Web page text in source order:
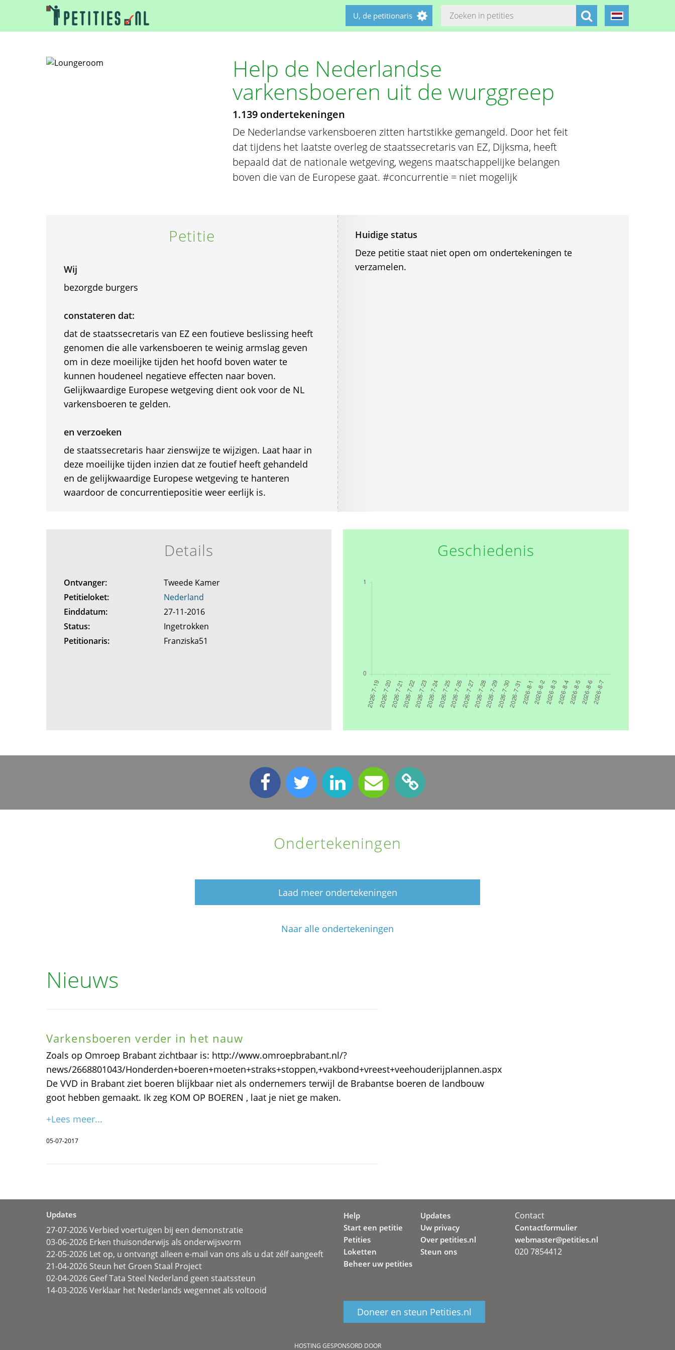
U, de petitionaris
Help de Nederlandse
varkensboeren uit de wurggreep
1.139 ondertekeningen
De Nederlandse varkensboeren zitten hartstikke gemangeld. Door het feit
dat tijdens het laatste overleg de staatssecretaris van EZ, Dijksma, heeft
bepaald dat de nationale wetgeving, wegens maatschappelijke belangen
boven die van de Europese gaat. #concurrentie = niet mogelijk
Petitie
Wij
bezorgde burgers
constateren dat:
dat de staatssecretaris van EZ een foutieve beslissing heeft
genomen die alle varkensboeren te weinig armslag geven
om in deze moeilijke tijden het hoofd boven water te
kunnen houdeneel negatieve effecten naar boven.
Gelijkwaardige Europese wetgeving dient ook voor de NL
varkensboeren te gelden.
en verzoeken
de staatssecretaris haar zienswijze te wijzigen. Laat haar in
deze moeilijke tijden inzien dat ze foutief heeft gehandeld
en de gelijkwaardige Europese wetgeving te hanteren
waardoor de concurrentiepositie weer eerlijk is.
Huidige status
Deze petitie staat niet open om ondertekeningen te
verzamelen.
Details
Ontvanger:
Tweede Kamer
Petitieloket:
Nederland
Einddatum:
27-11-2016
Status:
Ingetrokken
Petitionaris:
Franziska51
Geschiedenis
Ondertekeningen
Laad meer ondertekeningen
Naar alle ondertekeningen
Nieuws
Varkensboeren verder in het nauw
Zoals op Omroep Brabant zichtbaar is: http://www.omroepbrabant.nl/?
news/2668801043/Honderden+boeren+moeten+straks+stoppen,+vakbond+vreest+veehouderijplannen.aspx
De VVD in Brabant ziet boeren blijkbaar niet als ondernemers terwijl de Brabantse boeren de landbouw
goot hebben gemaakt. Ik zeg KOM OP BOEREN , laat je niet ge maken.
+Lees meer...
05-07-2017
Updates
27-07-2026 Verbied voertuigen bij een demonstratie
03-06-2026 Erken thuisonderwijs als onderwijsvorm
22-05-2026 Let op, u ontvangt alleen e-mail van ons als u dat zélf aangeeft
21-04-2026 Steun het Groen Staal Project
02-04-2026 Geef Tata Steel Nederland geen staatssteun
14-03-2026 Verklaar het Nederlands wegennet als voltooid
Help
Start een petitie
Petities
Loketten
Beheer uw petities
Updates
Uw privacy
Over petities.nl
Steun ons
Doneer en steun Petities.nl
Contact
Contactformulier
webmaster@petities.nl
020 7854412
HOSTING GESPONSORD DOOR